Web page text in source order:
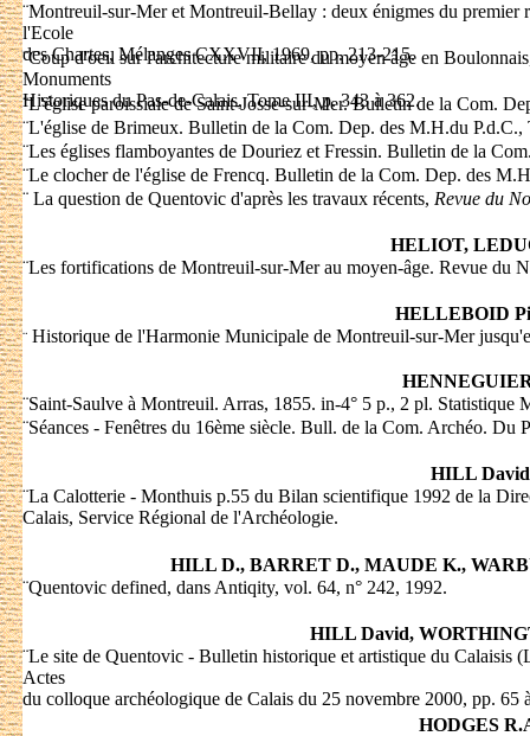
¨Montreuil-sur-Mer et Montreuil-Bellay : deux énigmes du premier
l'Ecole
des Chartes, Mélanges CXXVII, 1969, pp. 213-215.
¨Coup d'oeil sur l'architecture militaire du moyen âge en
Monuments
Historiques du Pas-de-Calais, Tome III, p. 343 à 362.
¨L'église paroissiale de Saint-Josse-sur-Mer. Bulletin de la Com.
¨L'église de Brimeux. Bulletin de la Com. Dep. des M.H.du P.d.C.,
¨Les églises flamboyantes de Douriez et Fressin. Bulletin de la
¨Le clocher de l'église de Frencq. Bulletin de la Com. Dep. des
¨ La question de Quentovic d'après les travaux récents, Revue du
HELIOT,
¨Les fortifications de Montreuil-sur-Mer au moyen-âge. Revue du
HELLEBOID
¨ Historique de l'Harmonie Municipale de Montreuil-sur-Mer
¨Saint-Saulve à Montreuil. Arras, 1855. in-4° 5 p., 2 pl. Statistique
¨Séances - Fenêtres du 16ème siècle. Bull. de la Com. Archéo. Du
HILL David
¨La Calotterie - Monthuis p.55 du Bilan scientifique 1992 de la
Calais, Service Régional de l'Archéologie.
HILL D., BARRET D., MAUDE K.,
¨Quentovic defined, dans Antiqity, vol. 64, n° 242, 1992.
HILL David,
¨Le site de Quentovic - Bulletin historique et artistique du Calaisis
Actes
du colloque archéologique de Calais du 25 novembre 2000, pp. 65
HODGES